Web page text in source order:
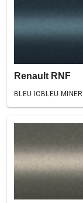
Renault RNF
BLEU ICBLEU